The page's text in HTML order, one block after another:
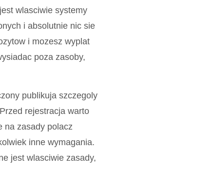
wlasciwie systemy
i absolutnie nic sie
i mozesz wyplat
poza zasoby,
publikuja szczegoly
rejestracja warto
na zasady polacz
inne wymagania.
jest wlasciwie zasady,